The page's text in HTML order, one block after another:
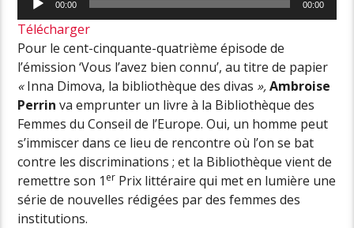
audio
00:00 00:00
Télécharger
Pour le cent-cinquante-quatrième épisode de
l’émission ‘Vous l’avez bien connu’, au titre de papier
«Inna Dimova, la bibliothèque des divas », Ambroise
Perrinva emprunter un livre à la Bibliothèque des
Femmes du Conseil de l’Europe. Oui, un homme peut
s’immiscer dans ce lieu de rencontre où l’on se bat
contre les discriminations ; et la Bibliothèque vient de
remettre son 1 er Prix littéraire qui met en lumière une
série de nouvelles rédigées par des femmes des
institutions.